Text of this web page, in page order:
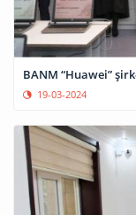
BANM “Huawei”
19-03-2024